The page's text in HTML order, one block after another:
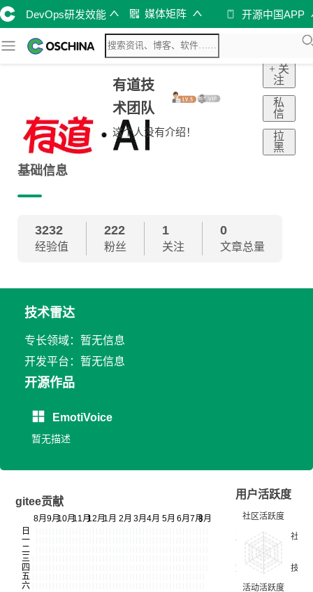
DevOps研发效能 媒体矩阵 开源中国APP
有道技
术团队
这个人没有介绍！
+ 关
注
私
信
拉
黑
基础信息
3232
经验值
222
粉丝
1
关注
0
文章总量
技术雷达
专长领域：暂无信息
开发平台：暂无信息
开源作品
EmotiVoice
暂无描述
gitee贡献
用户活跃度